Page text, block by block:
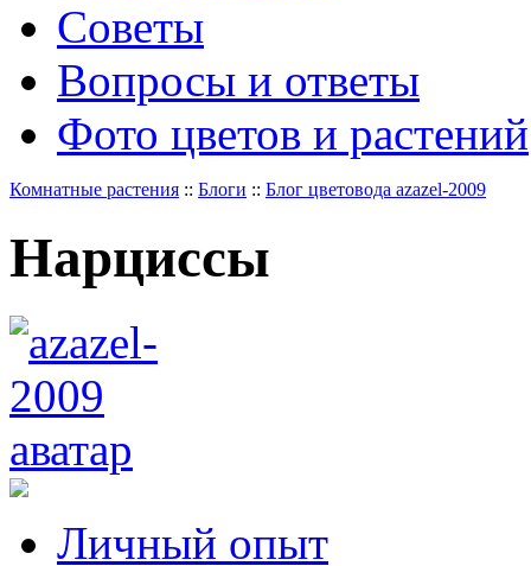
Советы
Вопросы и ответы
Фото цветов и растений
Комнатные растения :: Блоги :: Блог цветовода azazel-2009
Нарциссы
Личный опыт